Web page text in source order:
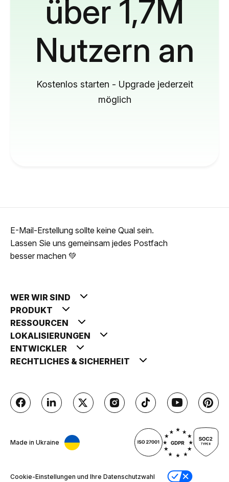
über 1,7M
Nutzern an
Kostenlos starten - Upgrade jederzeit
möglich
E-Mail-Erstellung sollte keine Qual sein.
Lassen Sie uns gemeinsam jedes Postfach
besser machen 💚
WER WIR SIND
PRODUKT
RESSOURCEN
LOKALISIERUNGEN
ENTWICKLER
RECHTLICHES & SICHERHEIT
Made in Ukraine
Cookie-Einstellungen und Ihre Datenschutzwahl